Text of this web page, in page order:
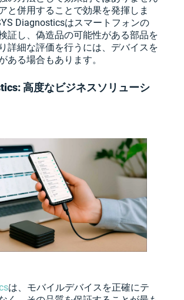
と併用することで効果を発揮しま
Diagnosticsはスマートフォンの
証し、偽造品の可能性がある部品を
詳細な評価を行うには、デバイスを
ある場合もあります。
高度なビジネスソリューシ
は、モバイルデバイスを正確にテ